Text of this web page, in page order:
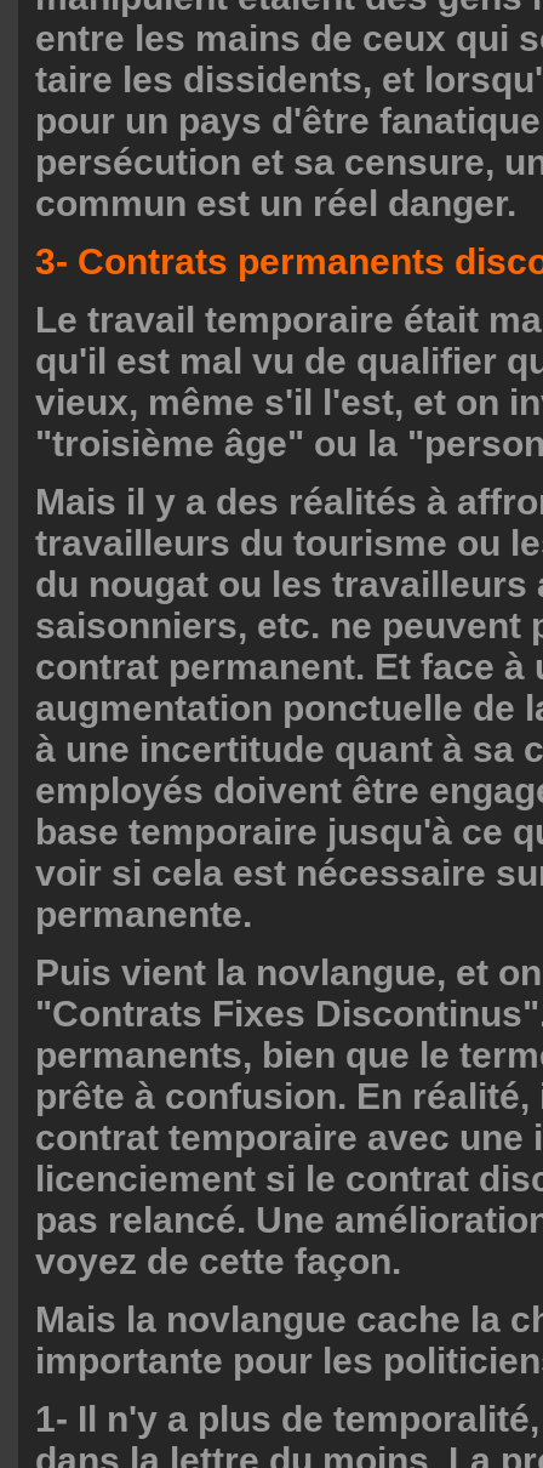
entre les mains de ceux qui
taire les dissidents, et
pour un pays d'être
persécution et sa censure,
commun est un réel danger.
3- Contrats permanents
Le travail temporaire était
qu'il est mal vu de qualifier
vieux, même s'il l'est, et on
"troisième âge" ou la
Mais il y a des réalités à
travailleurs du tourisme ou
du nougat ou les travailleurs
saisonniers, etc. ne peuvent
contrat permanent. Et face à
augmentation ponctuelle de
à une incertitude quant à sa
employés doivent être
base temporaire jusqu'à ce
voir si cela est nécessaire
permanente.
Puis vient la novlangue, et
"Contrats Fixes
permanents, bien que le
prête à confusion. En
contrat temporaire avec une
licenciement si le contrat
pas relancé. Une
voyez de cette façon.
Mais la novlangue cache la
importante pour les
1- Il n'y a plus de